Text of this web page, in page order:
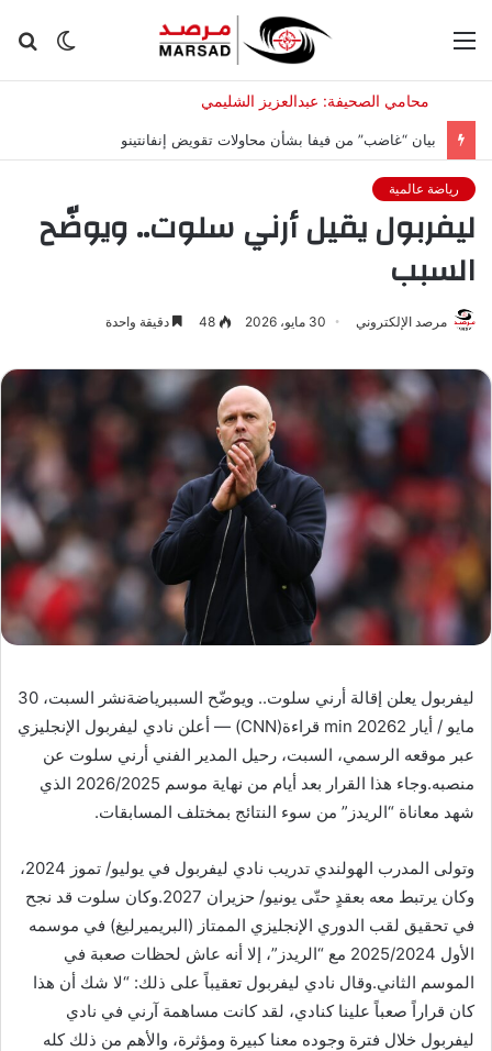
الوضع
بيان “غاضب” من فيفا بشأن محاولات تقويض إنفانتينو
رياضة عالمية
ليفربول يقيل أرني سلوت.. ويوضّح
السبب
مرصد الإلكتروني 30 مايو، 2026 48 دقيقة واحدة
ليفربول يعلن إقالة أرني سلوت.. ويوضّح السببرياضةنشر السبت، 30
مايو / أيار 20262 min قراءة(CNN) — أعلن نادي ليفربول الإنجليزي
عبر موقعه الرسمي، السبت، رحيل المدير الفني أرني سلوت عن
منصبه.وجاء هذا القرار بعد أيام من نهاية موسم 2026/2025 الذي
شهد معاناة “الريدز” من سوء النتائج بمختلف المسابقات.
وتولى المدرب الهولندي تدريب نادي ليفربول في يوليو/ تموز 2024،
وكان يرتبط معه بعقدٍ حتّى يونيو/ حزيران 2027.وكان سلوت قد نجح
في تحقيق لقب الدوري الإنجليزي الممتاز (البريميرليغ) في موسمه
الأول 2025/2024 مع “الريدز”، إلا أنه عاش لحظات صعبة في
الموسم الثاني.وقال نادي ليفربول تعقيباً على ذلك: “لا شك أن هذا
كان قراراً صعباً علينا كنادي، لقد كانت مساهمة آرني في نادي
ليفربول خلال فترة وجوده معنا كبيرة ومؤثرة، والأهم من ذلك كله